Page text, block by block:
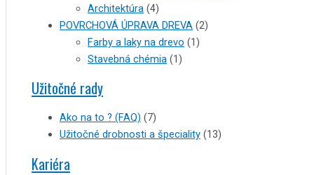
Architektúra (4)
POVRCHOVÁ ÚPRAVA DREVA (2)
Farby a laky na drevo (1)
Stavebná chémia (1)
Užitočné rady
Ako na to ? (FAQ) (7)
Užitočné drobnosti a špeciality (13)
Kariéra